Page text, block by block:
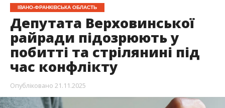
ІВАНО-ФРАНКІВСЬКА ОБЛАСТЬ
Депутата Верховинської
райради підозрюють у
побитті та стрілянині під
час конфлікту
Опубліковано 21.11.2025